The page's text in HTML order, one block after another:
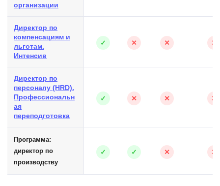
организации
Директор по
компенсациям и
льготам.
Интенсив
✓ ✕ ✕ ✕
Директор по
персоналу (HRD).
Профессиональн
ая
переподготовка
✓ ✕ ✕ ✕
Программа:
директор по
производству
✓ ✓ ✕ ✕